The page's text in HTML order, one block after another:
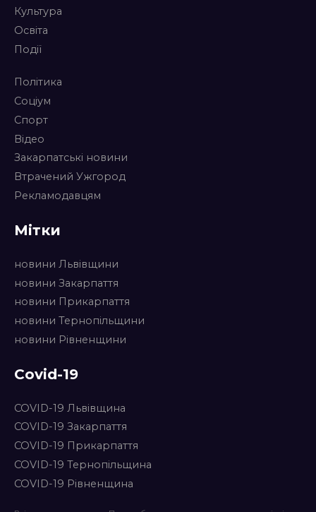
Культура
Освіта
Події
Політика
Соціум
Спорт
Відео
Закарпатські новини
Втрачений Ужгород
Рекламодавцям
Мітки
новини Львівщини
новини Закарпаття
новини Прикарпаття
новини Тернопільщини
новини Рівненщини
Covid-19
COVID-19 Львівщина
COVID-19 Закарпаття
COVID-19 Прикарпаття
COVID-19 Тернопільщина
COVID-19 Рівненщина